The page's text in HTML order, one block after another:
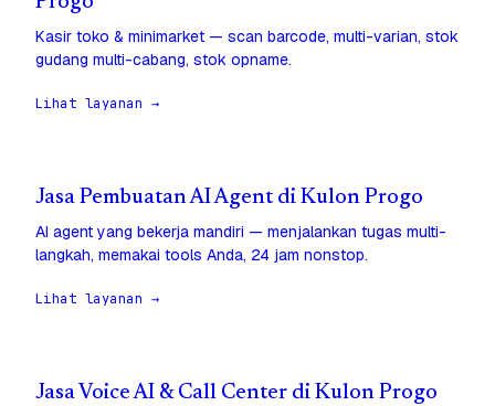
Kasir toko & minimarket — scan barcode, multi-varian, stok
gudang multi-cabang, stok opname.
Lihat layanan →
Jasa Pembuatan AI Agent di Kulon Progo
AI agent yang bekerja mandiri — menjalankan tugas multi-
langkah, memakai tools Anda, 24 jam nonstop.
Lihat layanan →
Jasa Voice AI & Call Center di Kulon Progo